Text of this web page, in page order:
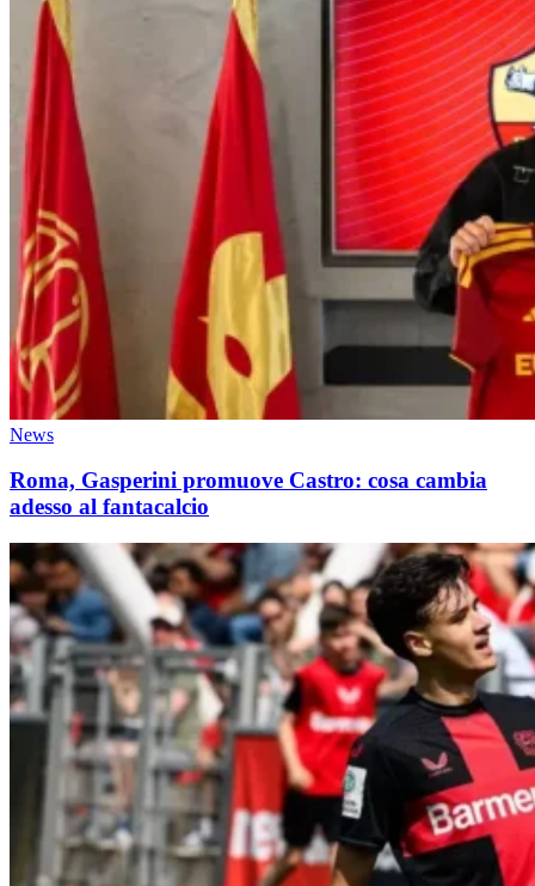
News
Roma, Gasperini promuove Castro: cosa cambia
adesso al fantacalcio